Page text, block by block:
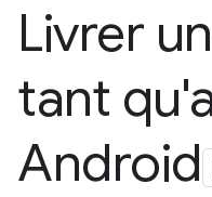
Livrer
tant
Android